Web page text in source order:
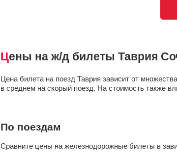
Цены на ж/д билеты Таврия
Цена билета на поезд Таврия зависит от
в среднем на скорый поезд. На стоимость также
По поездам
Сравните цены на железнодорожные билеты в